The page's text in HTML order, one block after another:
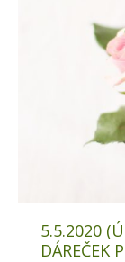
5.5.2020
DÁREČEK